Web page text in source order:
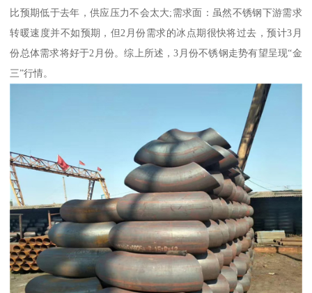
比预期低于去年，供应压力不会太大;需求面：虽然不锈钢下游需求
转暖速度并不如预期，但2月份需求的冰点期很快将过去，预计3月
份总体需求将好于2月份。综上所述，3月份不锈钢走势有望呈现“金
三”行情。